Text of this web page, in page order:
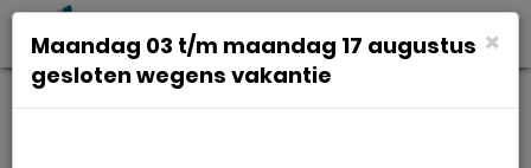
×
Maandag 03 t/m maandag 17 augustus
gesloten wegens vakantie